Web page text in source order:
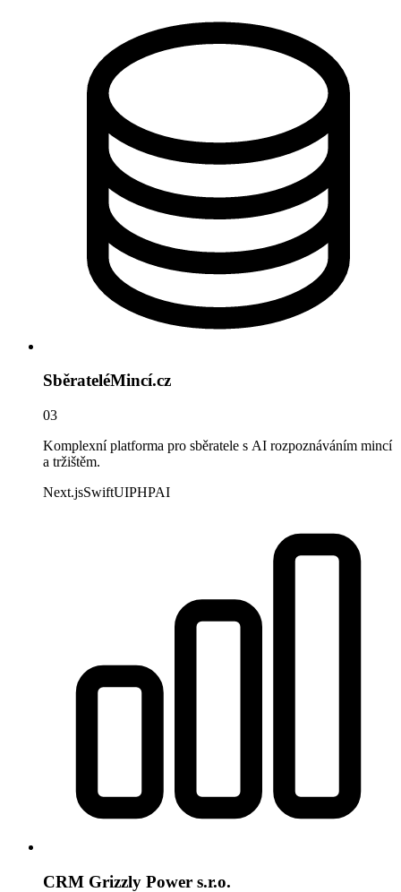
SběrateléMincí.cz
03
Komplexní platforma pro sběratele s AI rozpoznáváním mincí
a tržištěm.
Next.jsSwiftUIPHPAI
CRM Grizzly Power s.r.o.